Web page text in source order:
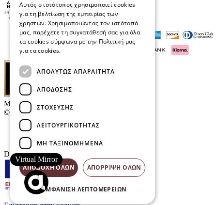
Μαρκάκης Οπτικά
© 2026
Επικοινωνία
E-Volution Awards
Designed & developed by
Virtual Mirror
Αυτός ο ιστότοπος χρησιμοποιεί cookies
για τη βελτίωση της εμπειρίας των
χρηστών. Χρησιμοποιώντας τον ιστότοπό
μας, παρέχετε τη συγκατάθεσή σας για όλα
τα cookies σύμφωνα με την Πολιτική μας
για τα cookies.
ΑΠΟΛΎΤΩΣ ΑΠΑΡΑΊΤΗΤΑ
ΑΠΌΔΟΣΗΣ
ΣΤΌΧΕΥΣΗΣ
ΛΕΙΤΟΥΡΓΙΚΌΤΗΤΑΣ
ΜΗ ΤΑΞΙΝΟΜΗΜΈΝΑ
ΑΠΟΔΟΧΉ ΌΛΩΝ ΑΠΌΡΡΙΨΗ ΌΛΩΝ
ΕΜΦΆΝΙΣΗ ΛΕΠΤΟΜΕΡΕΙΏΝ